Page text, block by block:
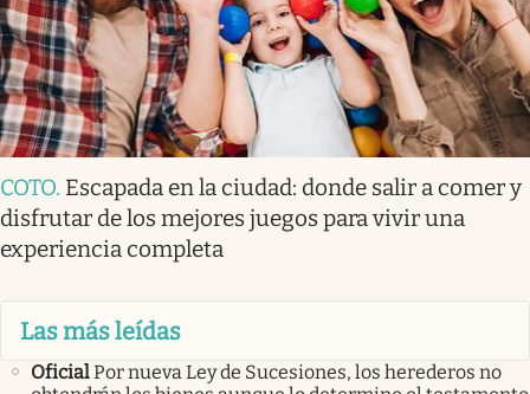
COTO. Escapada en la ciudad: donde salir a comer y
disfrutar de los mejores juegos para vivir una
experiencia completa
Las más leídas
OficialPor nueva Ley de Sucesiones, los herederos no